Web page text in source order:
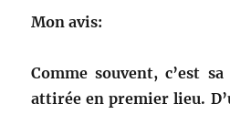
Mon avis:
Comme souvent, c’est
attirée en premier lieu.